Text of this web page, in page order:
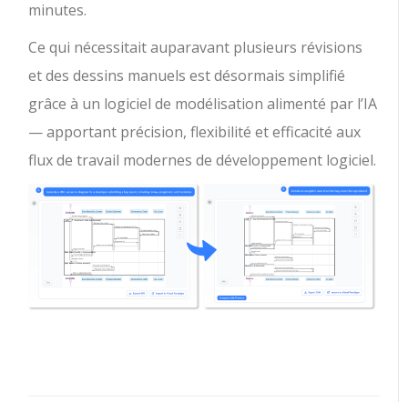
minutes.
Ce qui nécessitait auparavant plusieurs révisions
et des dessins manuels est désormais simplifié
grâce à un logiciel de modélisation alimenté par l’IA
— apportant précision, flexibilité et efficacité aux
flux de travail modernes de développement logiciel.